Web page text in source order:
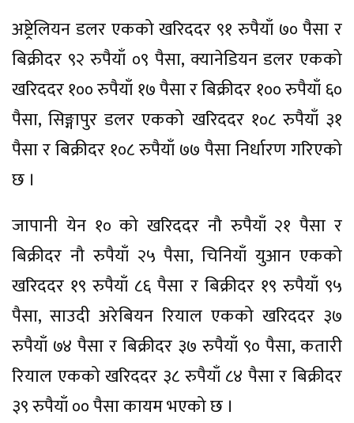
अष्ट्रेलियन डलर एकको खरिददर ९१ रुपैयाँ ७० पैसा र
बिक्रीदर ९२ रुपैयाँ ०९ पैसा, क्यानेडियन डलर एकको
खरिददर १०० रुपैयाँ १७ पैसा र बिक्रीदर १०० रुपैयाँ ६०
पैसा, सिङ्गापुर डलर एकको खरिददर १०८ रुपैयाँ ३१
पैसा र बिक्रीदर १०८ रुपैयाँ ७७ पैसा निर्धारण गरिएको
छ ।
जापानी येन १० को खरिददर नौ रुपैयाँ २१ पैसा र
बिक्रीदर नौ रुपैयाँ २५ पैसा, चिनियाँ युआन एकको
खरिददर १९ रुपैयाँ ८६ पैसा र बिक्रीदर १९ रुपैयाँ ९५
पैसा, साउदी अरेबियन रियाल एकको खरिददर ३७
रुपैयाँ ७४ पैसा र बिक्रीदर ३७ रुपैयाँ ९० पैसा, कतारी
रियाल एकको खरिददर ३८ रुपैयाँ ८४ पैसा र बिक्रीदर
३९ रुपैयाँ ०० पैसा कायम भएको छ ।